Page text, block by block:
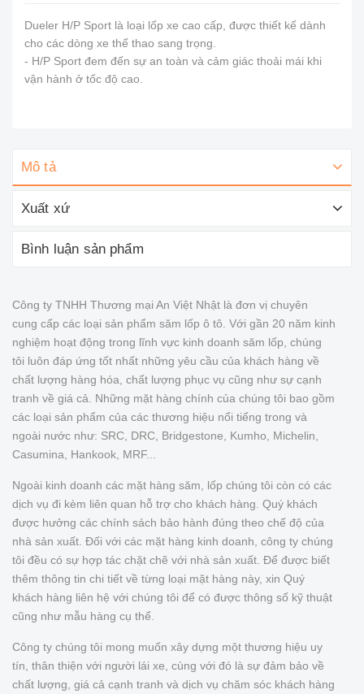
Dueler H/P Sport là loại lốp xe cao cấp, được thiết kế dành
cho các dòng xe thể thao sang trọng.
- H/P Sport đem đến sự an toàn và cảm giác thoải mái khi
vận hành ở tốc độ cao.
Mô tả
Xuất xứ
Bình luận sản phẩm
Công ty TNHH Thương mại An Việt Nhật là đơn vị chuyên
cung cấp các loại sản phẩm săm lốp ô tô. Với gần 20 năm kinh
nghiệm hoạt động trong lĩnh vực kinh doanh săm lốp, chúng
tôi luôn đáp ứng tốt nhất những yêu cầu của khách hàng về
chất lượng hàng hóa, chất lượng phục vụ cũng như sự cạnh
tranh về giá cả. Những mặt hàng chính của chúng tôi bao gồm
các loại sản phẩm của các thương hiệu nổi tiếng trong và
ngoài nước như: SRC, DRC, Bridgestone, Kumho, Michelin,
Casumina, Hankook, MRF...
Ngoài kinh doanh các mặt hàng săm, lốp chúng tôi còn có các
dịch vụ đi kèm liên quan hỗ trợ cho khách hàng. Quý khách
được hưởng các chính sách bảo hành đúng theo chế độ của
nhà sản xuất. Đối với các mặt hàng kinh doanh, công ty chúng
tôi đều có sự hợp tác chặt chẽ với nhà sản xuất. Để được biết
thêm thông tin chi tiết về từng loại mặt hàng này, xin Quý
khách hàng liên hệ với chúng tôi để có được thông số kỹ thuật
cũng như mẫu hàng cụ thể.
Công ty chúng tôi mong muốn xây dựng một thương hiệu uy
tín, thân thiện với người lái xe, cùng với đó là sự đảm bảo về
chất lượng, giá cả cạnh tranh và dịch vụ chăm sóc khách hàng